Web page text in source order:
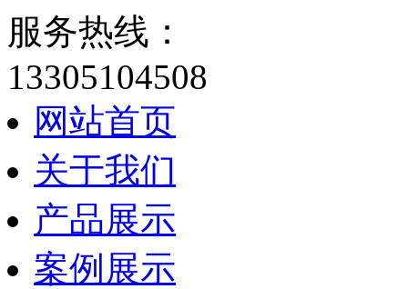
服务热线：
13305104508
网站首页
关于我们
产品展示
案例展示